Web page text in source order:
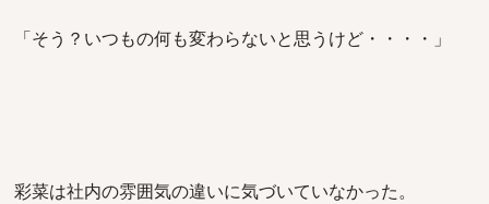
「そう？いつもの何も変わらないと思うけど・・・・」
彩菜は社内の雰囲気の違いに気づいていなかった。